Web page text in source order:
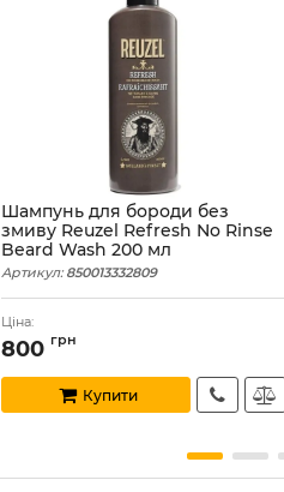
Шампунь для бороди без
змиву Reuzel Refresh No Rinse
Beard Wash 200 мл
Артикул: 850013332809
Ціна:
800 грн
Купити